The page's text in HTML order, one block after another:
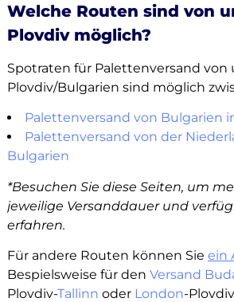
Welche Routen sind von
Plovdiv möglich?
Spotraten für Palettenversand von
Plovdiv/Bulgarien sind möglich
Palettenversand von Bulgarien
Palettenversand von der
Bulgarien
*Besuchen Sie diese Seiten, um
jeweilige Versanddauer und
erfahren.
Für andere Routen können Sie ein
Bespielsweise für den Versand
Plovdiv-Tallinn oder London-